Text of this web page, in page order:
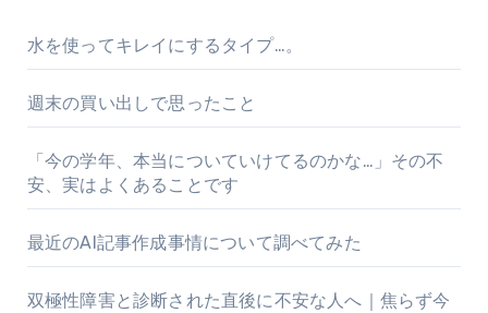
ペ
ー
ジ
送
水を使ってキレイにするタイプ…。
週末の買い出しで思ったこと
「今の学年、本当についていけてるのかな…」その不
安、実はよくあることです
最近のAI記事作成事情について調べてみた
双極性障害と診断された直後に不安な人へ｜焦らず今